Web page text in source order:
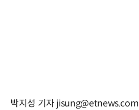
박지성 기자 jisung@etnews.com